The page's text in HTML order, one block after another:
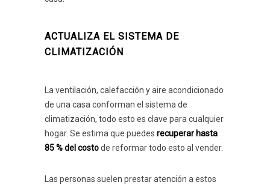
ACTUALIZA EL SISTEMA DE
CLIMATIZACIÓN
La ventilación, calefacción y aire acondicionado
de una casa conforman el sistema de
climatización, todo esto es clave para cualquier
hogar. Se estima que puedes recuperar hasta
85 % del costode reformar todo esto al vender.
Las personas suelen prestar atención a estos